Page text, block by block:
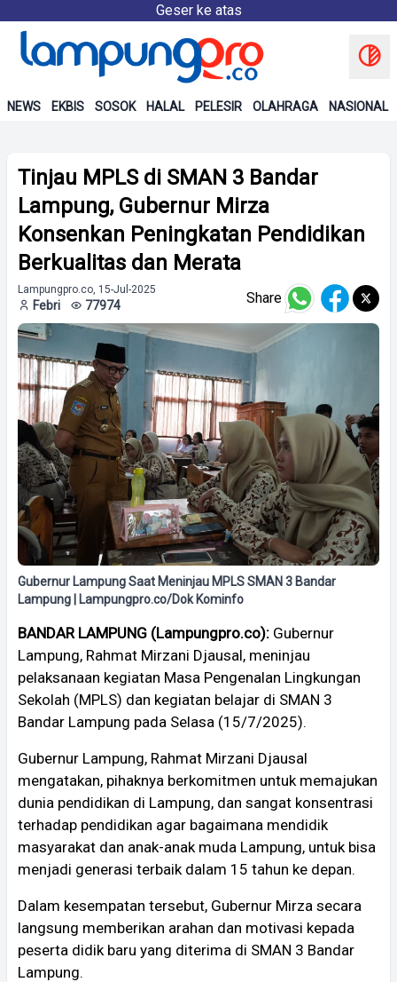
Geser ke atas
NEWS EKBIS SOSOK HALAL PELESIR OLAHRAGA NASIONAL
Tinjau MPLS di SMAN 3 Bandar
Lampung, Gubernur Mirza
Konsenkan Peningkatan Pendidikan
Berkualitas dan Merata
Lampungpro.co, 15-Jul-2025
Febri 77974 Share
Gubernur Lampung Saat Meninjau MPLS SMAN 3 Bandar
Lampung | Lampungpro.co/Dok Kominfo
BANDAR LAMPUNG (Lampungpro.co): Gubernur
Lampung, Rahmat Mirzani Djausal, meninjau
pelaksanaan kegiatan Masa Pengenalan Lingkungan
Sekolah (MPLS) dan kegiatan belajar di SMAN 3
Bandar Lampung pada Selasa (15/7/2025).
Gubernur Lampung, Rahmat Mirzani Djausal
mengatakan, pihaknya berkomitmen untuk memajukan
dunia pendidikan di Lampung, dan sangat konsentrasi
terhadap pendidikan agar bagaimana mendidik
masyarakat dan anak-anak muda Lampung, untuk bisa
menjadi generasi terbaik dalam 15 tahun ke depan.
Dalam kesempatan tersebut, Gubernur Mirza secara
langsung memberikan arahan dan motivasi kepada
peserta didik baru yang diterima di SMAN 3 Bandar
Lampung.